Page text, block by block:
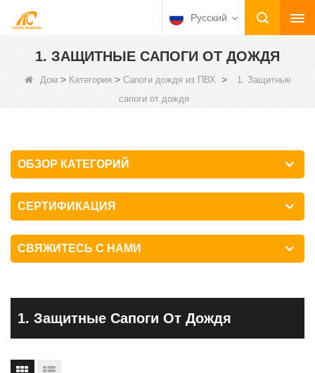
Русский
1. ЗАЩИТНЫЕ САПОГИ ОТ ДОЖДЯ
Дом > Категория > Сапоги дождя из ПВХ >
1. Защитные
сапоги от дождя
ОБЗОР КАТЕГОРИЙ
СЕРТИФИКАЦИЯ
СВЯЖИТЕСЬ С НАМИ
1. Защитные Сапоги От Дождя